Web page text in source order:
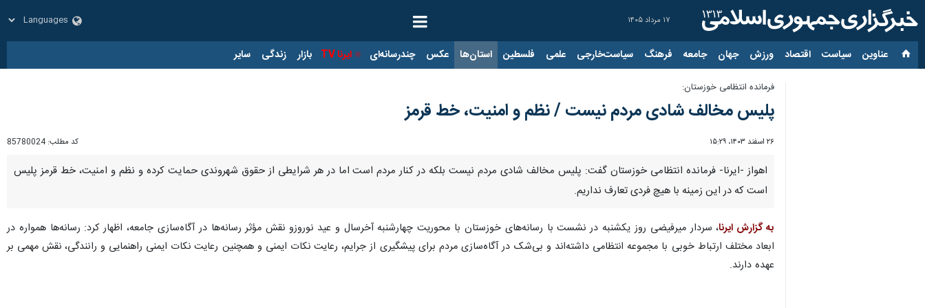
۱۷ مرداد ۱۴۰۵
عناوین‌ سیاست اقتصاد ورزش جهان جامعه فرهنگ سیاست‌خارجی علمی فلسطین استان‌ها عکس چندرسانه‌ای ایرنا TV بازار زندگی سایر
فرمانده انتظامی خوزستان:
پلیس مخالف شادی مردم نیست / نظم و امنیت، خط قرمز
۲۶ اسفند ۱۴۰۳، ۱۵:۲۹ کد مطلب: 85780024
اهواز -ایرنا- فرمانده انتظامی خوزستان گفت: پلیس مخالف شادی مردم نیست بلکه در کنار مردم است اما در هر شرایطی از حقوق شهروندی حمایت کرده و نظم و امنیت، خط قرمز پلیس
است که در این زمینه با هیچ‌ فردی تعارف نداریم.
به گزارش ایرنا، سردار میرفیضی روز یکشنبه در نشست با رسانه‌های خوزستان با محوریت چهارشنبه آخرسال و عید نوروزو نقش مؤثر رسانه‌ها در آگاه‌سازی جامعه، اظهار کرد: رسانه‌ها همواره در
ابعاد مختلف ارتباط خوبی با مجموعه انتظامی داشته‌اند و بی‌شک در آگاه‌سازی مردم برای پیشگیری از جرایم، رعایت نکات ایمنی و همچنین رعایت نکات ایمنی راهنمایی و رانندگی، نقش مهمی بر
عهده دارند.